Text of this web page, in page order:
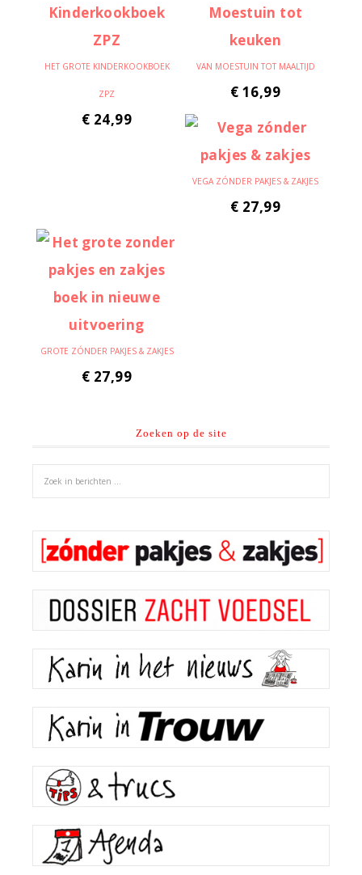
HET GROTE KINDERKOOKBOEK
ZPZ
€ 24,99
VAN MOESTUIN TOT MAALTIJD
€ 16,99
VEGA ZÓNDER PAKJES & ZAKJES
€ 27,99
GROTE ZÓNDER PAKJES & ZAKJES
€ 27,99
Zoeken op de site